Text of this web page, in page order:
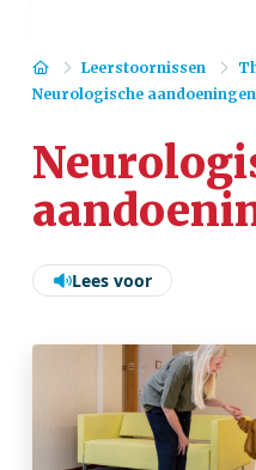
HomeLeerstoornissen
Neurologische aandoeningen
Lees voor